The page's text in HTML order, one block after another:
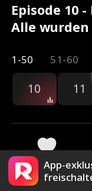
Episode 10
Alle
1-50 51-60
10 11
82
App-